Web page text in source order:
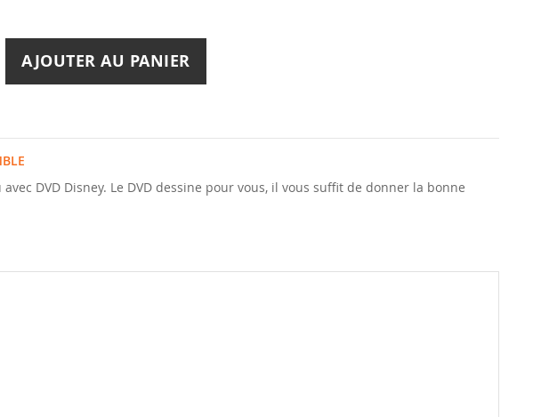
AJOUTER AU PANIER
DVD Disney. Le DVD dessine pour vous, il vous suffit de donner la bonne